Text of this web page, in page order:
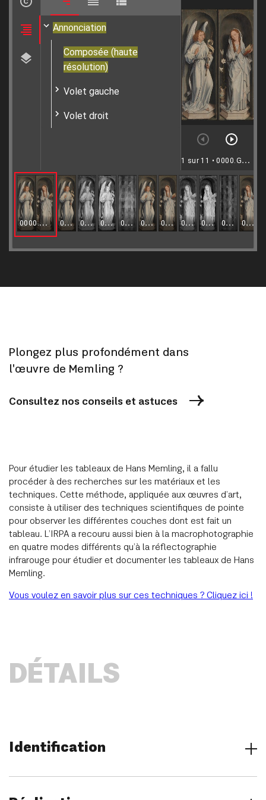
Annonciation
Composée (haute
résolution)
Volet gauche
Volet droit
1 sur 11 • 0000.GRO1254.I-1255.I
0000.GRO1254.I-1255.I 0000.GRO1254.I.VIS 0000.GRO1254.I.IR 0000.GRO1254.I.IRR 0000.GRO1254.I.XR 0000.GRO1254.I.MULTI 0000.GRO1255.I.VIS 0000.GRO1255.I.IR 0000.GRO1255.I.IRR 0000.GRO1255.I.XR 0000.GRO1255.I.MULTI
Plongez plus profondément dans
l'œuvre de Memling ?
Consultez nos conseils et astuces
Pour étudier les tableaux de Hans Memling, il a fallu
procéder à des recherches sur les matériaux et les
techniques. Cette méthode, appliquée aux œuvres d’art,
consiste à utiliser des techniques scientifiques de pointe
pour observer les différentes couches dont est fait un
tableau. L’IRPA a recouru aussi bien à la macrophotographie
en quatre modes différents qu’à la réflectographie
infrarouge pour étudier et documenter les tableaux de Hans
Memling.
Vous voulez en savoir plus sur ces techniques ? Cliquez ici !
DÉTAILS
Identification